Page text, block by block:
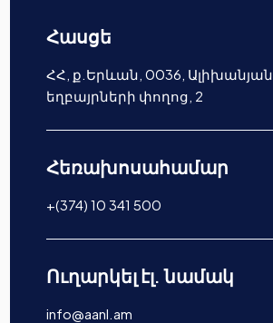
Հասցե
ՀՀ, ք.Երևան, 0036, Ալիխանյան
եղբայրների փողոց, 2
Հեռախոսահամար
+(374) 10 341 500
Ուղարկել էլ. նամակ
info@aanl.am